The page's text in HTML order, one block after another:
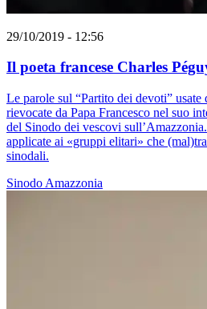
29/10/2019 - 12:56
Il poeta francese Charles
Le parole sul “Partito dei devoti” usate
rievocate da Papa Francesco nel suo
del Sinodo dei vescovi
applicate ai «gruppi elitari» che
sinodali.
Sinodo Amazzonia